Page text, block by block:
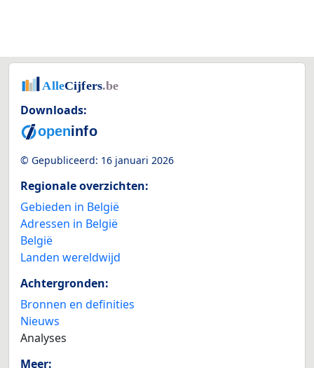
Downloads:
© Gepubliceerd: 16 januari 2026
Regionale overzichten:
Gebieden in België
Adressen in België
België
Landen wereldwijd
Achtergronden:
Bronnen en definities
Nieuws
Analyses
Meer: